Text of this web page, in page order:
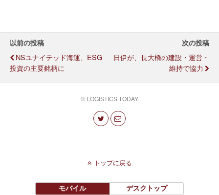
以前の投稿
NSユナイテッド海運、ESG
投資の主要銘柄に
次の投稿
日伊が、長大橋の建設・運営・
維持で協力
© LOGISTICS TODAY
トップに戻る
モバイル デスクトップ